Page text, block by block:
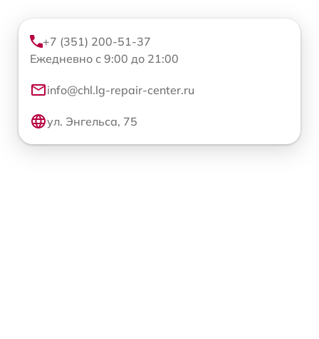
+7 (351) 200-51-37
Ежедневно с 9:00 до 21:00
info@chl.lg-repair-center.ru
ул. Энгельса, 75